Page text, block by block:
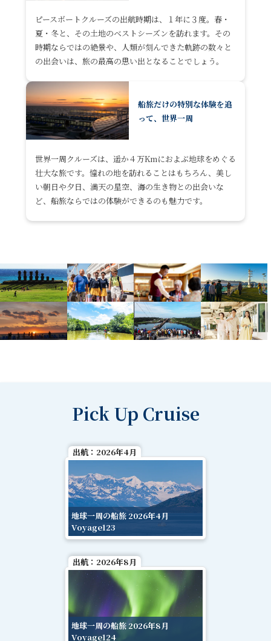
ピースボートクルーズの出航時期は、１年に３度。春・
夏・冬と、その土地のベストシーズンを訪れます。その
時期ならではの絶景や、人類が刻んできた軌跡の数々と
の出会いは、旅の最高の思い出となることでしょう。
船旅だけの特別な体験を追
って、世界一周
世界一周クルーズは、遥か４万Kmにおよぶ地球をめぐる
壮大な旅です。憧れの地を訪れることはもちろん、美し
い朝日や夕日、満天の星空、海の生き物との出会いな
ど、船旅ならではの体験ができるのも魅力です。
Pick Up Cruise
出航： 2026年4月
地球一周の船旅 2026年4月
Voyage123
出航： 2026年8月
地球一周の船旅 2026年8月
Voyage124